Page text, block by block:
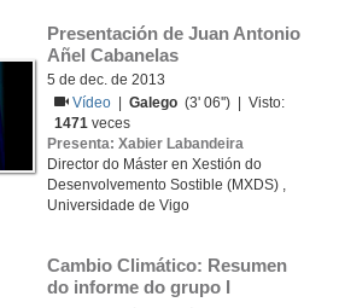
Presentación de Juan Antonio
Añel Cabanelas
5 de dec. de 2013
Vídeo
|Galego (3' 06'') | Visto:
1471 veces
Presenta: Xabier Labandeira
Director do Máster en Xestión do
Desenvolvemento Sostible (MXDS) ,
Universidade de Vigo
Cambio Climático: Resumen
do informe do grupo I